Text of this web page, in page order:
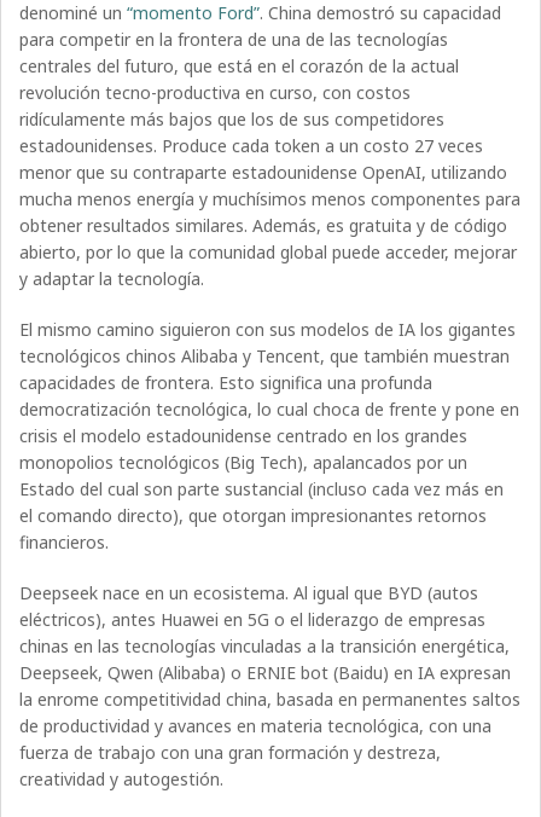
denominé un“momento Ford”. China demostró su capacidad
para competir en la frontera de una de las tecnologías
centrales del futuro, que está en el corazón de la actual
revolución tecno-productiva en curso, con costos
ridículamente más bajos que los de sus competidores
estadounidenses. Produce cada token a un costo 27 veces
menor que su contraparte estadounidense OpenAI, utilizando
mucha menos energía y muchísimos menos componentes para
obtener resultados similares. Además, es gratuita y de código
abierto, por lo que la comunidad global puede acceder, mejorar
y adaptar la tecnología.
El mismo camino siguieron con sus modelos de IA los gigantes
tecnológicos chinos Alibaba y Tencent, que también muestran
capacidades de frontera. Esto significa una profunda
democratización tecnológica, lo cual choca de frente y pone en
crisis el modelo estadounidense centrado en los grandes
monopolios tecnológicos (Big Tech), apalancados por un
Estado del cual son parte sustancial (incluso cada vez más en
el comando directo), que otorgan impresionantes retornos
financieros.
Deepseek nace en un ecosistema. Al igual que BYD (autos
eléctricos), antes Huawei en 5G o el liderazgo de empresas
chinas en las tecnologías vinculadas a la transición energética,
Deepseek, Qwen (Alibaba) o ERNIE bot (Baidu) en IA expresan
la enrome competitividad china, basada en permanentes saltos
de productividad y avances en materia tecnológica, con una
fuerza de trabajo con una gran formación y destreza,
creatividad y autogestión.